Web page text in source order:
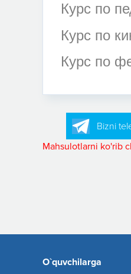
Курс по
Курс по
Курс по
Bizni
Mahsulotlarni ko'rib
O`quvchilarga